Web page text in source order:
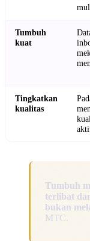
Tumbuh
kuat
Tingkatkan
kualitas
Tumbuh
terlibat
bukan
MTC.